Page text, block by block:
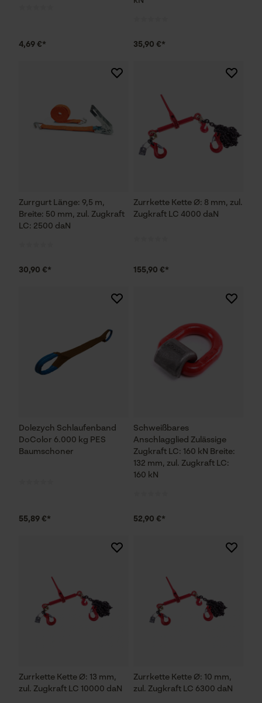
4,69 €* 35,90 €*
Zurrgurt Länge: 9,5 m,
Breite: 50 mm, zul. Zugkraft
LC: 2500 daN
30,90 €*
Zurrkette Kette Ø: 8 mm, zul.
Zugkraft LC 4000 daN
155,90 €*
Dolezych Schlaufenband
DoColor 6.000 kg PES
Baumschoner
55,89 €*
Schweißbares
Anschlagglied Zulässige
Zugkraft LC: 160 kN Breite:
132 mm, zul. Zugkraft LC:
160 kN
52,90 €*
Zurrkette Kette Ø: 13 mm,
zul. Zugkraft LC 10000 daN
Zurrkette Kette Ø: 10 mm,
zul. Zugkraft LC 6300 daN